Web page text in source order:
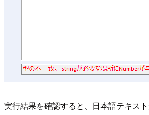
実行結果を確認すると、日本語テキス